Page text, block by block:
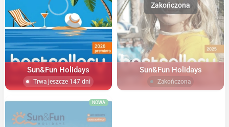
Sun&Fun Holidays
Trwa jeszcze 147 dni
Sun&Fun Holidays
Zakończona
NOWA